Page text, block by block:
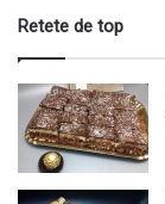
Retete de top